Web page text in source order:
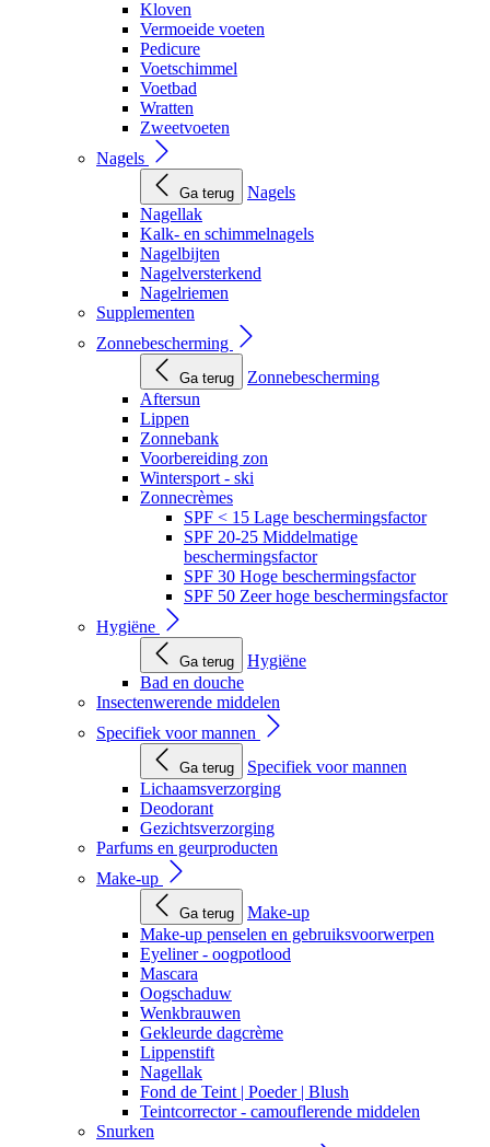
Kloven
Vermoeide voeten
Pedicure
Voetschimmel
Voetbad
Wratten
Zweetvoeten
Nagels
Ga terug
Nagels
Nagellak
Kalk- en schimmelnagels
Nagelbijten
Nagelversterkend
Nagelriemen
Supplementen
Zonnebescherming
Ga terug
Zonnebescherming
Aftersun
Lippen
Zonnebank
Voorbereiding zon
Wintersport - ski
Zonnecrèmes
SPF < 15 Lage beschermingsfactor
SPF 20-25 Middelmatige
beschermingsfactor
SPF 30 Hoge beschermingsfactor
SPF 50 Zeer hoge beschermingsfactor
Hygiëne
Ga terug
Hygiëne
Bad en douche
Insectenwerende middelen
Specifiek voor mannen
Ga terug
Specifiek voor mannen
Lichaamsverzorging
Deodorant
Gezichtsverzorging
Parfums en geurproducten
Make-up
Ga terug
Make-up
Make-up penselen en gebruiksvoorwerpen
Eyeliner - oogpotlood
Mascara
Oogschaduw
Wenkbrauwen
Gekleurde dagcrème
Lippenstift
Nagellak
Fond de Teint | Poeder | Blush
Teintcorrector - camouflerende middelen
Snurken